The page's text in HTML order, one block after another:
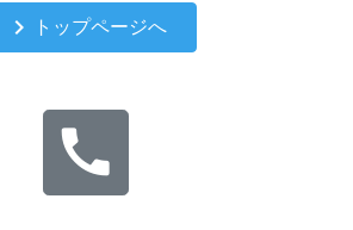
keyboard_arrow_right トップページへ
call